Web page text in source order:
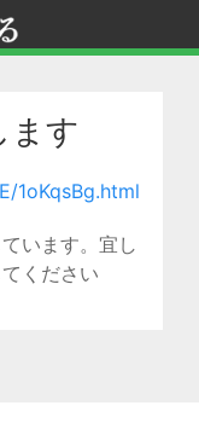
ます
1oKqsBg.html
います。宜し
ください